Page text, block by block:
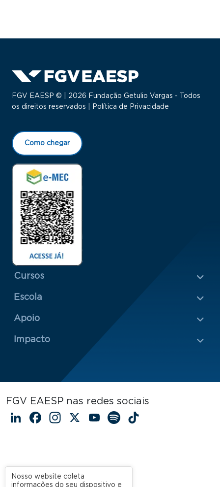
FGV EAESP © | 2026 Fundação Getulio Vargas - Todos
os direitos reservados |
Política de Privacidade
Como chegar
Menu Rodapé 1
Cursos
Escola
Rodapé 2
Apoio
Impacto
FGV EAESP nas redes sociais
LinkedIn
Facebook
Instagram
X YouTube
Spotify
Nosso website coleta
informações do seu dispositivo e